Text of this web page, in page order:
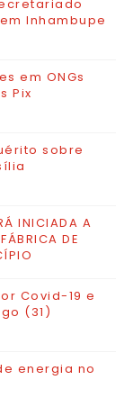
Inhambupe
em ONGs
Pix
sobre
INICIADA A
DE
Covid-19 e
(31)
energia no